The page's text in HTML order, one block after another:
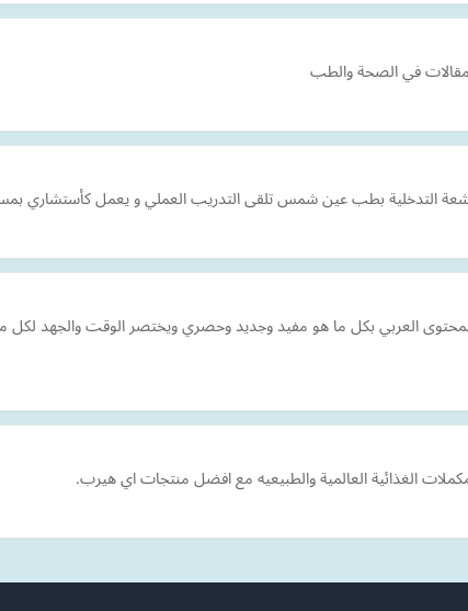
في الصحة والطب
التدخلية بطب عين شمس تلقى التدريب العملي و يعمل
العربي بكل ما هو مفيد وجديد وحصري ويختصر الوقت والجهد
الغذائية العالمية والطبيعيه مع افضل منتجات اي هيرب.